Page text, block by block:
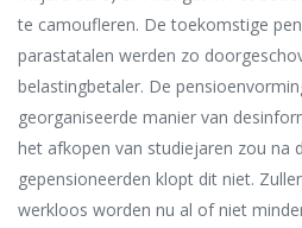
te camoufleren. De toekomstige
parastatalen werden zo
belastingbetaler. De
georganiseerde manier van
het afkopen van studiejaren zou na
gepensioneerden klopt dit niet.
werkloos worden nu al of niet